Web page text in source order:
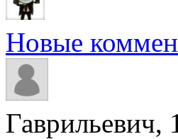
Новые
Гаврильевич,